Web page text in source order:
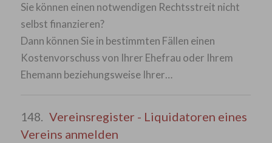
Sie können einen notwendigen Rechtsstreit nicht
selbst finanzieren?
Dann können Sie in bestimmten Fällen einen
Kostenvorschuss von Ihrer Ehefrau oder Ihrem
Ehemann beziehungsweise Ihrer…
148. Vereinsregister - Liquidatoren eines
Vereins anmelden